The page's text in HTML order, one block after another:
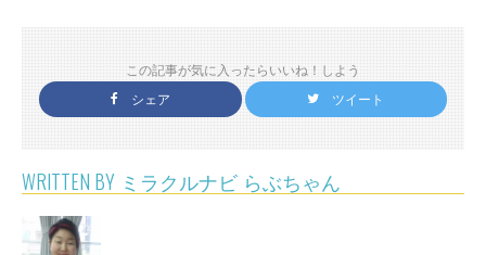
この記事が気に入ったらいいね！しよう
シェア
ツイート
WRITTEN BY ミラクルナビ らぶちゃん